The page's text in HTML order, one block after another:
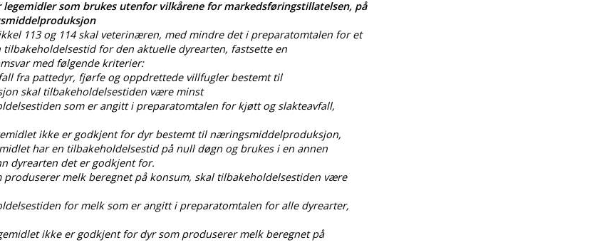
legemidler som brukes utenfor vilkårene for markedsføringstillatelsen, på
113 og 114 skal veterinæren, med mindre det i preparatomtalen for et
for den aktuelle dyrearten, fastsette en
med følgende kriterier:
fra pattedyr, fjørfe og oppdrettede villfugler bestemt til
skal tilbakeholdelsestiden være minst
som er angitt i preparatomtalen for kjøtt og slakteavfall,
ikke er godkjent for dyr bestemt til næringsmiddelproduksjon,
har en tilbakeholdelsestid på null døgn og brukes i en annen
dyrearten det er godkjent for.
produserer melk beregnet på konsum, skal tilbakeholdelsestiden være
for melk som er angitt i preparatomtalen for alle dyrearter,
ikke er godkjent for dyr som produserer melk beregnet på